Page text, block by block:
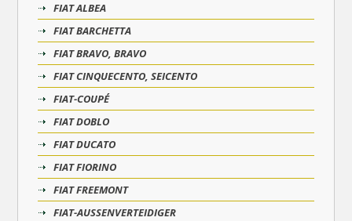
FIAT ALBEA
FIAT BARCHETTA
FIAT BRAVO, BRAVO
FIAT CINQUECENTO, SEICENTO
FIAT-COUPÉ
FIAT DOBLO
FIAT DUCATO
FIAT FIORINO
FIAT FREEMONT
FIAT-AUSSENVERTEIDIGER